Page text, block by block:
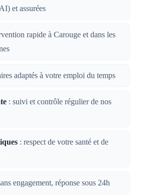
et assurées
rapide à Carouge et dans les
adaptés à votre emploi du temps
: suivi et contrôle régulier de nos
: respect de votre santé et de
engagement, réponse sous 24h